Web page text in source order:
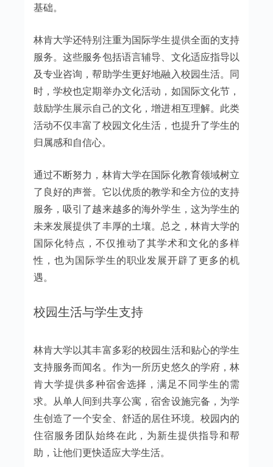
基础。
林肯大学还特别注重为国际学生提供全面的支持
服务。这些服务包括语言辅导、文化适应指导以
及专业咨询，帮助学生更好地融入校园生活。同
时，学校也定期举办文化活动，如国际文化节，
鼓励学生展示自己的文化，增进相互理解。此类
活动不仅丰富了校园文化生活，也提升了学生的
归属感和自信心。
通过不断努力，林肯大学在国际化教育领域树立
了良好的声誉。它以优质的教学和全方位的支持
服务，吸引了越来越多的海外学生，这为学生的
未来发展提供了丰厚的土壤。总之，林肯大学的
国际化特点，不仅推动了其学术和文化的多样
性，也为国际学生的职业发展开辟了更多的机
遇。
校园生活与学生支持
林肯大学以其丰富多彩的校园生活和贴心的学生
支持服务而闻名。作为一所历史悠久的学府，林
肯大学提供多种宿舍选择，满足不同学生的需
求。从单人间到共享公寓，宿舍设施完备，为学
生创造了一个安全、舒适的居住环境。校园内的
住宿服务团队始终在此，为新生提供指导和帮
助，让他们更快适应大学生活。